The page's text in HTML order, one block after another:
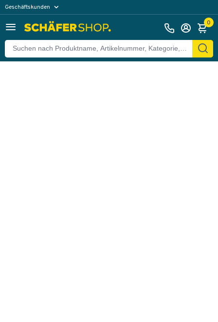
Geschäftskunden
0
Zurück